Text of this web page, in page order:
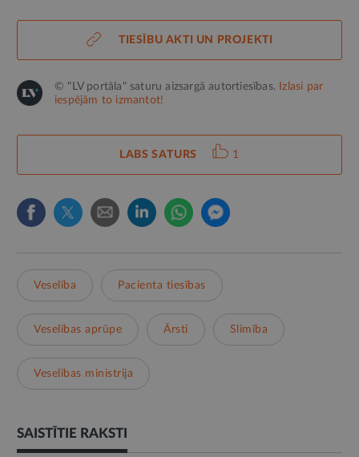
TIESĪBU AKTI UN PROJEKTI
© "LV portāla" saturu aizsargā autortiesības.
Izlasi par
iespējām to izmantot!
LABS SATURS 1
Veselība Pacienta tiesības
Veselības aprūpe Ārsti Slimība
Veselības ministrija
SAISTĪTIE RAKSTI